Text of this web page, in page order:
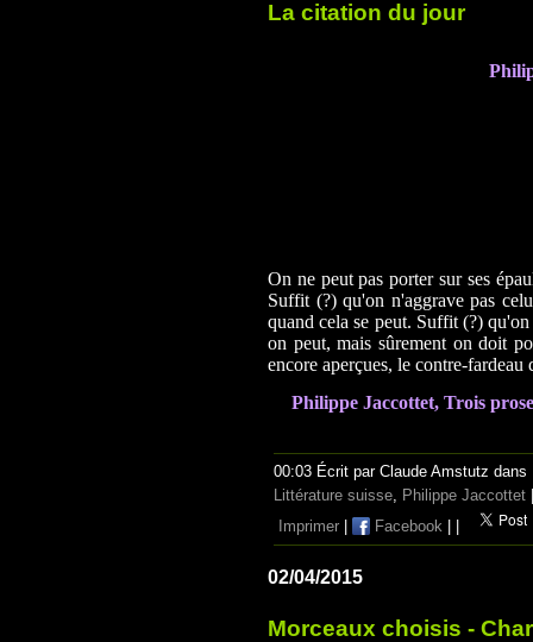
La citation du jour
On ne peut pas porter sur ses
Suffit (?) qu'on n'aggrave pas
quand cela se peut. Suffit (?)
on peut, mais sûrement on doit
encore aperçues, le contre-
Philippe Jaccottet, Trois
00:03 Écrit par Claude Amstutz dans
Littérature suisse
Philippe Jaccottet
Imprimer
Facebook
02/04/2015
Morceaux choisis -